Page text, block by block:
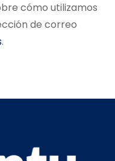
cómo utilizamos
de correo
.